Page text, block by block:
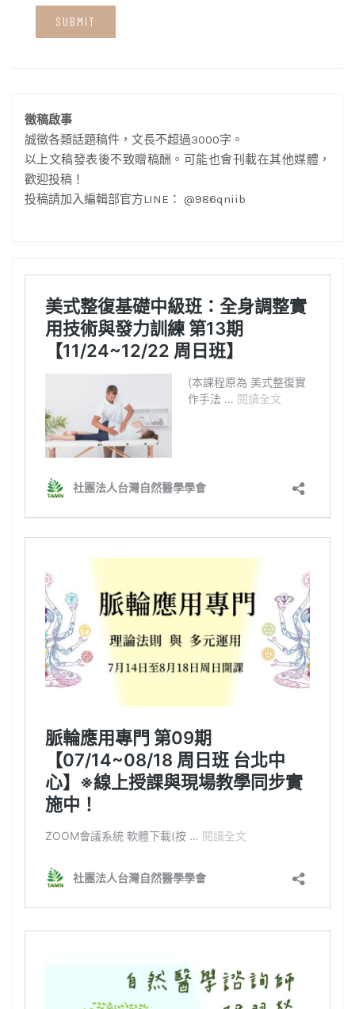
徵稿啟事
誠徵各類話題稿件，文長不超過3000字。
以上文稿發表後不致贈稿酬。可能也會刊載在其他媒體，
歡迎投稿！
投稿請加入編輯部官方LINE： @986qniib